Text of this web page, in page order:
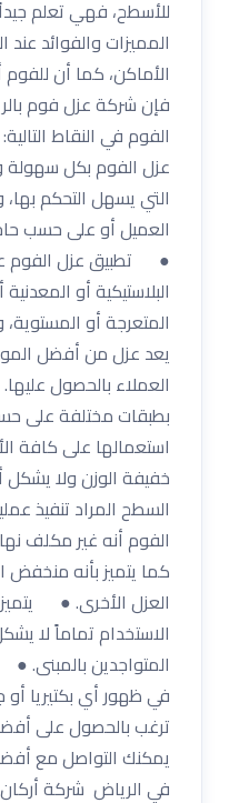
للأسطح، فهي تعلم
المميزات والفوائد
الأماكن، كما أن
فإن شركة عزل فوم
الفوم في النقاط
عزل الفوم بكل سهولة
التي يسهل التحكم
العميل أو على حسب
● تطبيق عزل الفوم
البلاستيكية أو
المتعرجة أو
يعد عزل من أفضل
العملاء بالحصول
بطبقات مختلفة على
استعمالها على كافة
خفيفة الوزن ولا
السطح المراد تنفيذ
الفوم أنه غير مكلف
كما يتميز بأنه منخفض
العزل الأخرى. ●
الاستخدام تماماً لا
المتواجدين بالمبنى.
في ظهور أي بكتيريا
ترغب بالحصول على
يمكنك التواصل مع
في الرياض شركة